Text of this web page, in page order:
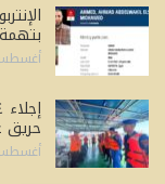
أغسطس 4,
حريق
أغسطس 3,